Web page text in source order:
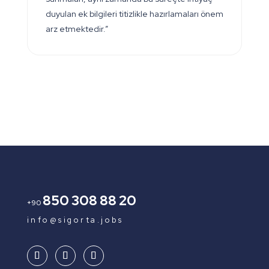
duyulan ek bilgileri titizlikle hazırlamaları önem
arz etmektedir.”
+90 850 308 88 20
info@sigorta.jobs